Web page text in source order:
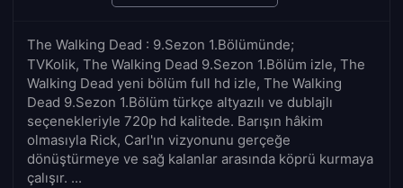
The Walking Dead : 9.Sezon 1.Bölümünde;
TVKolik, The Walking Dead 9.Sezon 1.Bölüm izle, The
Walking Dead yeni bölüm full hd izle, The Walking
Dead 9.Sezon 1.Bölüm türkçe altyazılı ve dublajlı
seçenekleriyle 720p hd kalitede. Barışın hâkim
olmasıyla Rick, Carl'ın vizyonunu gerçeğe
dönüştürmeye ve sağ kalanlar arasında köprü kurmaya
çalışır. ...